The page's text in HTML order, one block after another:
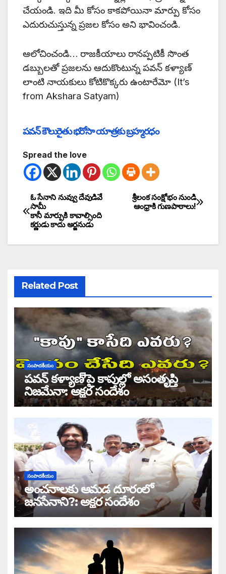
చేయండి. ఇది మీ కోసం కాకపోయినా మార్పు కోసం
ఎదురుచుస్తున్న ప్రజల కోసం అని భావించండి.
ఆలోచించండి… రాజకీయాలు రానప్పటికీ సొంత
డబ్బులతో ప్రజలను ఆదుకొంటున్న పవన్ కళ్యాణ్
లాంటి నాయకులు కోటికొక్కరు ఉంటారేమో (It’s
from Akshara Satyam)
పవన్ కౌలురైతు భరోసా యాత్రకు బ్రహ్మరధం
Spread the love
శ్రీలంక సంక్షోభం నుండి
ఆంధ్రాకి గుణపాఠాలు!
ఓ సేనాని నువ్వు దేవుడివే
సామీ
కానీ మార్పుకి కావాల్సింది
కర్ణుడు కాదు అర్జనుడు
Related Post
సంపాదకీయం
పవన్ కళ్యాణ్’పై కాపుల్లో అసంతృప్తి
నిజమేనా: అక్షర సందేశం
సంపాదకీయం
అంచనాలకు ఆమడ దూరంలో
జనసేనాని?: అక్షర సందేశం